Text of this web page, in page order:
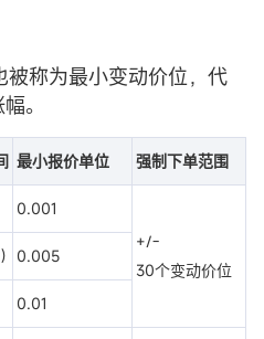
称为最小变动价位，代
。
最小报价单位 强制下单范围
0.001
+/-
30个变动价位
0.005
0.01